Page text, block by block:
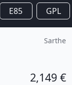
E85 GPL
Sarthe
2,149 €